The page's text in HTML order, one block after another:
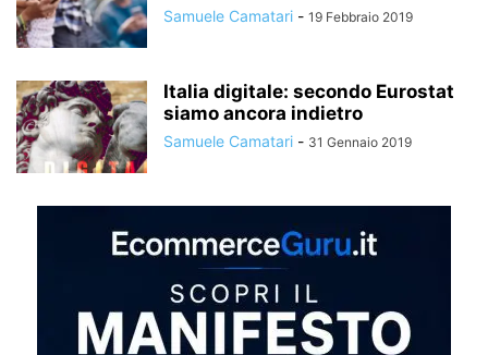
Samuele Camatari - 19 Febbraio 2019
Italia digitale: secondo Eurostat
siamo ancora indietro
Samuele Camatari - 31 Gennaio 2019